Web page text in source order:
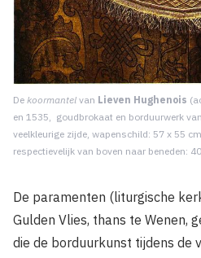
De koormantel van Lieven Hughenois
en 1535, goudbrokaat en borduurwerk
veelkleurige zijde, wapenschild: 57 x 55
respectie­velijk van boven naar beneden:
De paramenten (liturgische
Gulden Vlies, thans te Wenen,
die de borduurkunst tijdens de